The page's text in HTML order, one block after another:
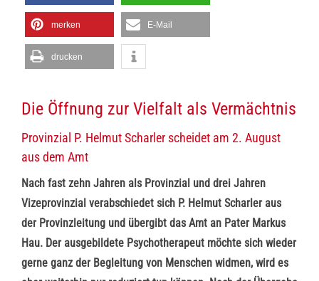
merken E-Mail
drucken
Die Öffnung zur Vielfalt als Vermächtnis
Provinzial P. Helmut Scharler scheidet am 2. August
aus dem Amt
Nach fast zehn Jahren als Provinzial und drei Jahren
Vizeprovinzial verabschiedet sich P. Helmut Scharler aus
der Provinzleitung und übergibt das Amt an Pater Markus
Hau. Der ausgebildete Psychotherapeut möchte sich wieder
gerne ganz der Begleitung von Menschen widmen, wird es